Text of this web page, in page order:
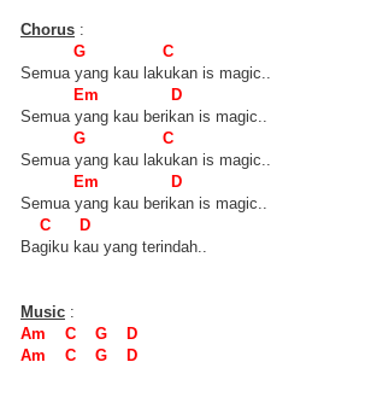
Chorus :
G C
Semua yang kau lakukan is magic..
Em D
Semua yang kau berikan is magic..
G C
Semua yang kau lakukan is magic..
Em D
Semua yang kau berikan is magic..
C D
Bagiku kau yang terindah..
Music :
Am C G D
Am C G D